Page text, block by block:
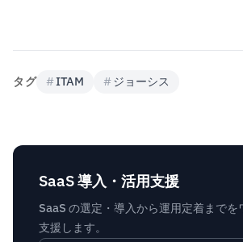
タグ #ITAM #ジョーシス
SaaS 導入・活用支援
SaaS の選定・導入から運用定着まで
支援します。